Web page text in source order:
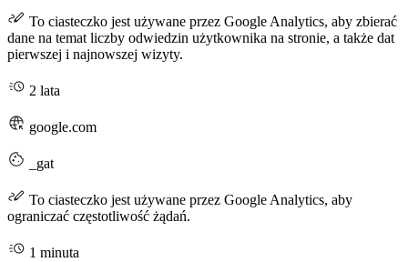
To ciasteczko jest używane przez Google Analytics, aby zbierać
dane na temat liczby odwiedzin użytkownika na stronie, a także dat
pierwszej i najnowszej wizyty.
2 lata
google.com
_gat
To ciasteczko jest używane przez Google Analytics, aby
ograniczać częstotliwość żądań.
1 minuta